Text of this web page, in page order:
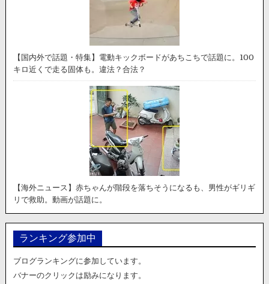
【国内外で話題・特集】電動キックボードがあちこちで話題に。100
キロ近くで走る固体も。違法？合法？
【海外ニュース】赤ちゃんが階段を落ちそうになるも、男性がギリギ
リで救助。動画が話題に。
ランキング参加中
ブログランキングに参加しています。
バナーのクリックは励みになります。